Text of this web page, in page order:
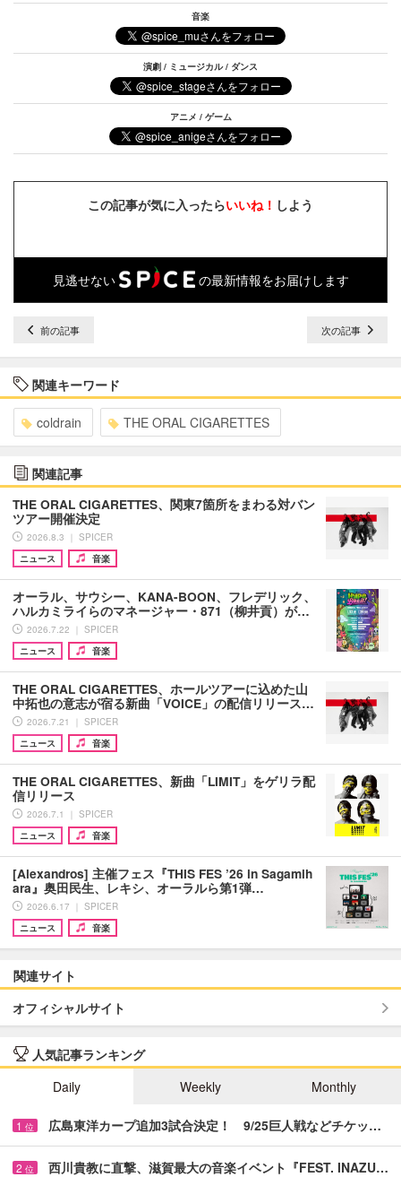
音楽
演劇 / ミュージカル / ダンス
アニメ / ゲーム
この記事が気に入ったらいいね！ しよう
見逃せない の最新情報をお届けします
前の記事 次の記事
関連キーワード
coldrain THE ORAL CIGARETTES
関連記事
THE ORAL CIGARETTES、関東7箇所をまわる対バン
ツアー開催決定
2026.8.3 ｜ SPICER
ニュース
音楽
オーラル、サウシー、KANA-BOON、フレデリック、
ハルカミライらのマネージャー・871（柳井貢）が…
2026.7.22 ｜ SPICER
ニュース
音楽
THE ORAL CIGARETTES、ホールツアーに込めた山
中拓也の意志が宿る新曲「VOICE」の配信リリース…
2026.7.21 ｜ SPICER
ニュース
音楽
THE ORAL CIGARETTES、新曲「LIMIT」をゲリラ配
信リリース
2026.7.1 ｜ SPICER
ニュース
音楽
[Alexandros] 主催フェス『THIS FES ’26 in Sagamih
ara』奥田民生、レキシ、オーラルら第1弾…
2026.6.17 ｜ SPICER
ニュース
音楽
関連サイト
オフィシャルサイト
人気記事ランキング
Daily
Weekly Monthly
1 位 広島東洋カープ追加3試合決定！ 9/25巨人戦などチケッ…
2 位 西川貴教に直撃、滋賀最大の音楽イベント『FEST. INAZU…